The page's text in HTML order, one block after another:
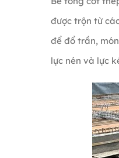
được trộn từ
để đổ trần,
lực nén và lực